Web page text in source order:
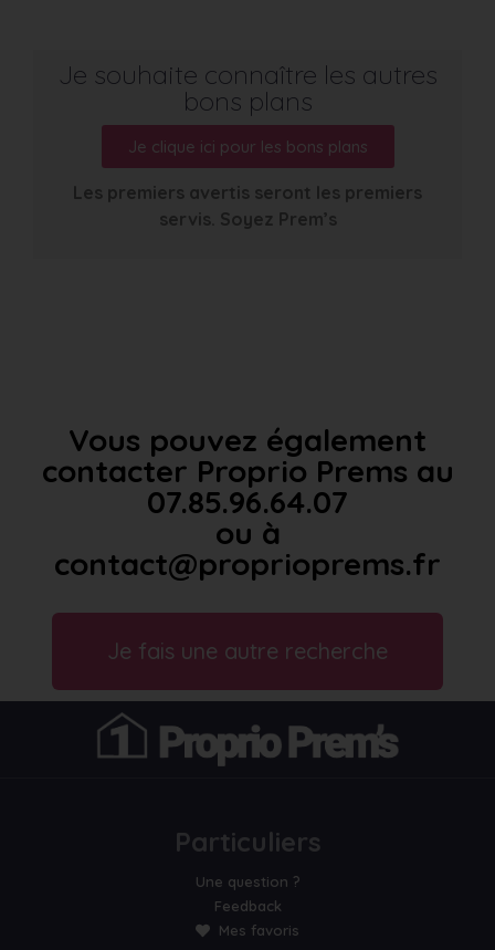
Je souhaite connaître les autres
bons plans
Je clique ici pour les bons plans
Les premiers avertis seront les premiers
servis. Soyez Prem’s
Vous pouvez également
contacter Proprio Prems au
07.85.96.64.07
ou à
contact@proprioprems.fr
Je fais une autre recherche
Particuliers
Une question ?
Feedback
Mes favoris